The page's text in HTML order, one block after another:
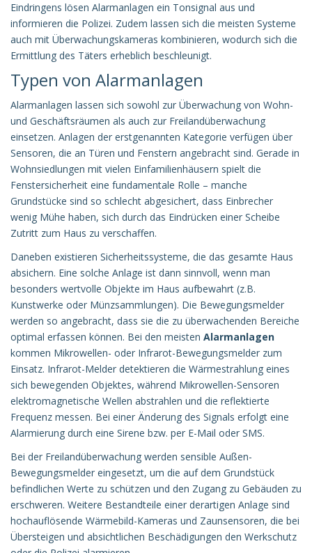
Eindringens lösen Alarmanlagen ein Tonsignal aus und
informieren die Polizei. Zudem lassen sich die meisten Systeme
auch mit Überwachungskameras kombinieren, wodurch sich die
Ermittlung des Täters erheblich beschleunigt.
Typen von Alarmanlagen
Alarmanlagen lassen sich sowohl zur Überwachung von Wohn-
und Geschäftsräumen als auch zur Freilandüberwachung
einsetzen. Anlagen der erstgenannten Kategorie verfügen über
Sensoren, die an Türen und Fenstern angebracht sind. Gerade in
Wohnsiedlungen mit vielen Einfamilienhäusern spielt die
Fenstersicherheit eine fundamentale Rolle – manche
Grundstücke sind so schlecht abgesichert, dass Einbrecher
wenig Mühe haben, sich durch das Eindrücken einer Scheibe
Zutritt zum Haus zu verschaffen.
Daneben existieren Sicherheitssysteme, die das gesamte Haus
absichern. Eine solche Anlage ist dann sinnvoll, wenn man
besonders wertvolle Objekte im Haus aufbewahrt (z.B.
Kunstwerke oder Münzsammlungen). Die Bewegungsmelder
werden so angebracht, dass sie die zu überwachenden Bereiche
optimal erfassen können. Bei den meisten Alarmanlagen
kommen Mikrowellen- oder Infrarot-Bewegungsmelder zum
Einsatz. Infrarot-Melder detektieren die Wärmestrahlung eines
sich bewegenden Objektes, während Mikrowellen-Sensoren
elektromagnetische Wellen abstrahlen und die reflektierte
Frequenz messen. Bei einer Änderung des Signals erfolgt eine
Alarmierung durch eine Sirene bzw. per E-Mail oder SMS.
Bei der Freilandüberwachung werden sensible Außen-
Bewegungsmelder eingesetzt, um die auf dem Grundstück
befindlichen Werte zu schützen und den Zugang zu Gebäuden zu
erschweren. Weitere Bestandteile einer derartigen Anlage sind
hochauflösende Wärmebild-Kameras und Zaunsensoren, die bei
Übersteigen und absichtlichen Beschädigungen den Werkschutz